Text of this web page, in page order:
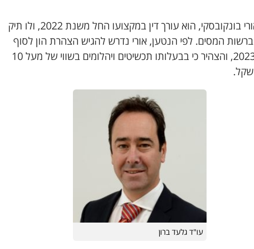
בנו, אורי בונקובסקי, הוא עורך דין במקצועו החל משנת 2022, ולו תיק
המסים. לפי הנטען, אורי נדרש להגיש הצהרת הון לסוף
שנת 2023, והצהיר כי בבעלותו תכשיטים ויהלומים בשווי של מעל 10
שקל.
עו"ד גלעד ברון